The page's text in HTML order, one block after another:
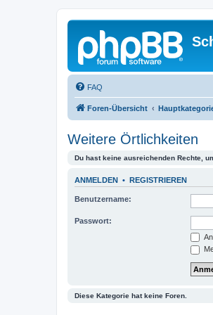
FAQ
Foren-Übersicht
Weitere Örtlichkeiten
Du hast keine ausreichenden Rechte,
ANMELDEN • REGISTRIEREN
Benutzername:
Passwort:
Diese Kategorie hat keine Foren.